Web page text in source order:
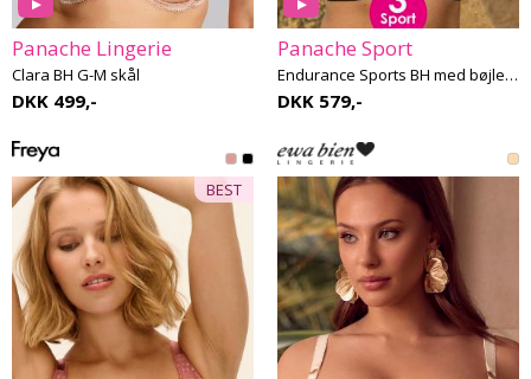
Panache Lingerie
Clara BH G-M skål
DKK 499,-
Panache Sport
Endurance Sports BH med bøjle F-M skål
DKK 579,-
BEST